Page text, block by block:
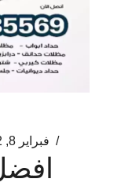
فبراير 8, 2022